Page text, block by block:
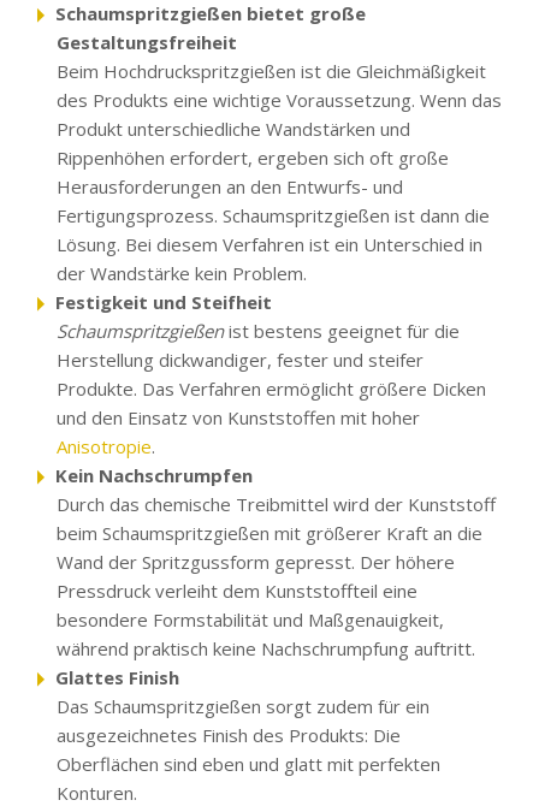
Schaumspritzgießen bietet große
Gestaltungsfreiheit
Beim Hochdruckspritzgießen ist die Gleichmäßigkeit
des Produkts eine wichtige Voraussetzung. Wenn das
Produkt unterschiedliche Wandstärken und
Rippenhöhen erfordert, ergeben sich oft große
Herausforderungen an den Entwurfs- und
Fertigungsprozess. Schaumspritzgießen ist dann die
Lösung. Bei diesem Verfahren ist ein Unterschied in
der Wandstärke kein Problem.
Festigkeit und Steifheit
Schaumspritzgießenist bestens geeignet für die
Herstellung dickwandiger, fester und steifer
Produkte. Das Verfahren ermöglicht größere Dicken
und den Einsatz von Kunststoffen mit hoher
Anisotropie.
Kein Nachschrumpfen
Durch das chemische Treibmittel wird der Kunststoff
beim Schaumspritzgießen mit größerer Kraft an die
Wand der Spritzgussform gepresst. Der höhere
Pressdruck verleiht dem Kunststoffteil eine
besondere Formstabilität und Maßgenauigkeit,
während praktisch keine Nachschrumpfung auftritt.
Glattes Finish
Das Schaumspritzgießen sorgt zudem für ein
ausgezeichnetes Finish des Produkts: Die
Oberflächen sind eben und glatt mit perfekten
Konturen.